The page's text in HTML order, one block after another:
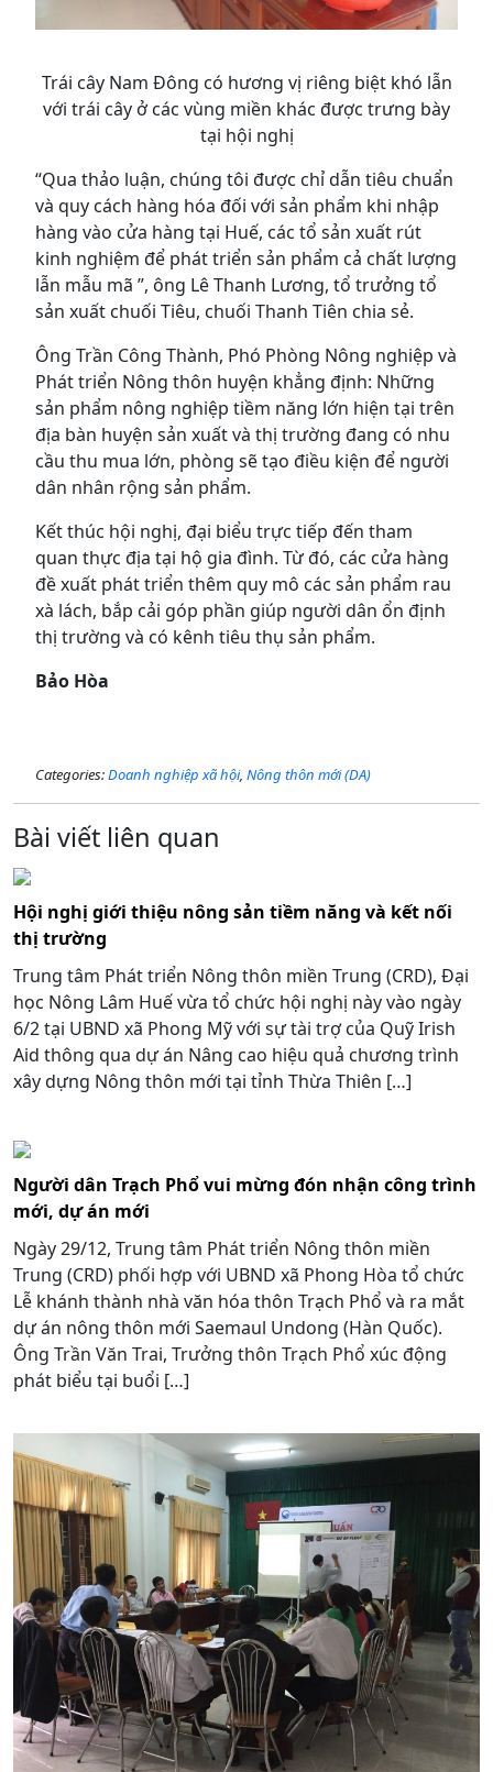
Trái cây Nam Đông có hương vị riêng biệt khó lẫn
với trái cây ở các vùng miền khác được trưng bày
tại hội nghị
“Qua thảo luận, chúng tôi được chỉ dẫn tiêu chuẩn
và quy cách hàng hóa đối với sản phẩm khi nhập
hàng vào cửa hàng tại Huế, các tổ sản xuất rút
kinh nghiệm để phát triển sản phẩm cả chất lượng
lẫn mẫu mã ”, ông Lê Thanh Lương, tổ trưởng tổ
sản xuất chuối Tiêu, chuối Thanh Tiên chia sẻ.
Ông Trần Công Thành, Phó Phòng Nông nghiệp và
Phát triển Nông thôn huyện khẳng định: Những
sản phẩm nông nghiệp tiềm năng lớn hiện tại trên
địa bàn huyện sản xuất và thị trường đang có nhu
cầu thu mua lớn, phòng sẽ tạo điều kiện để người
dân nhân rộng sản phẩm.
Kết thúc hội nghị, đại biểu trực tiếp đến tham
quan thực địa tại hộ gia đình. Từ đó, các cửa hàng
đề xuất phát triển thêm quy mô các sản phẩm rau
xà lách, bắp cải góp phần giúp người dân ổn định
thị trường và có kênh tiêu thụ sản phẩm.
Bảo Hòa
Categories:Doanh nghiệp xã hội, Nông thôn mới (DA)
Bài viết liên quan
Hội nghị giới thiệu nông sản tiềm năng và kết nối
thị trường
Trung tâm Phát triển Nông thôn miền Trung (CRD), Đại
học Nông Lâm Huế vừa tổ chức hội nghị này vào ngày
6/2 tại UBND xã Phong Mỹ với sự tài trợ của Quỹ Irish
Aid thông qua dự án Nâng cao hiệu quả chương trình
xây dựng Nông thôn mới tại tỉnh Thừa Thiên […]
Người dân Trạch Phổ vui mừng đón nhận công trình
mới, dự án mới
Ngày 29/12, Trung tâm Phát triển Nông thôn miền
Trung (CRD) phối hợp với UBND xã Phong Hòa tổ chức
Lễ khánh thành nhà văn hóa thôn Trạch Phổ và ra mắt
dự án nông thôn mới Saemaul Undong (Hàn Quốc).
Ông Trần Văn Trai, Trưởng thôn Trạch Phổ xúc động
phát biểu tại buổi […]